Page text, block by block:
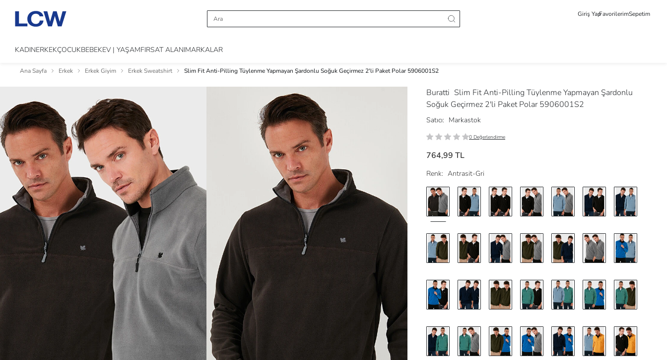
Giriş YapFavorilerimSepetim
KADINERKEKÇOCUKBEBEKEV | YAŞAMFIRSAT ALANIMARKALAR
Ana Sayfa Erkek Erkek Giyim Erkek Sweatshirt Slim Fit Anti-Pilling Tüylenme Yapmayan Şardonlu Soğuk Geçirmez 2'li Paket Polar 5906001S2
Buratti Slim Fit Anti-Pilling Tüylenme Yapmayan Şardonlu
Soğuk Geçirmez 2'li Paket Polar 5906001S2
Satıcı: Markastok
0 Değerlendirme
764,99 TL
Renk: Antrasit-Gri